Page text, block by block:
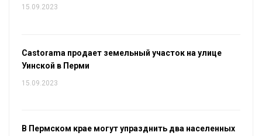
15.09.2023
Castorama продает земельный участок на улице
Уинской в Перми
15.09.2023
В Пермском крае могут упразднить два населенных